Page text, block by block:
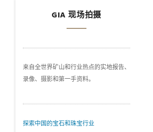
GIA 现场拍摄
来自全世界矿山和行业热点的实地报告、
录像、摄影和第一手资料。
探索中国的宝石和珠宝行业